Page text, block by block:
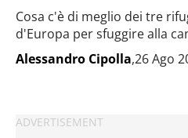
Cosa c'è di meglio dei tre
d'Europa per sfuggire alla
Alessandro Cipolla,26 Ago